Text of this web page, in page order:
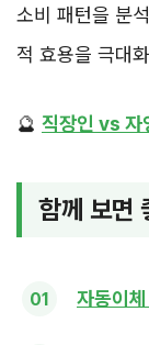
소비 패턴을 분
적 효용을 극대
🔮 직장인 vs 자
함께 보면
자동이